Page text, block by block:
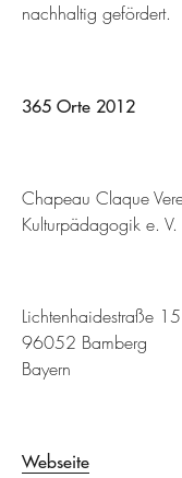
nachhaltig gefördert.
365 Orte 2012
Chapeau Claque
Kulturpädagogik e. V.
Lichtenhaidestraße 15
96052 Bamberg
Bayern
Webseite